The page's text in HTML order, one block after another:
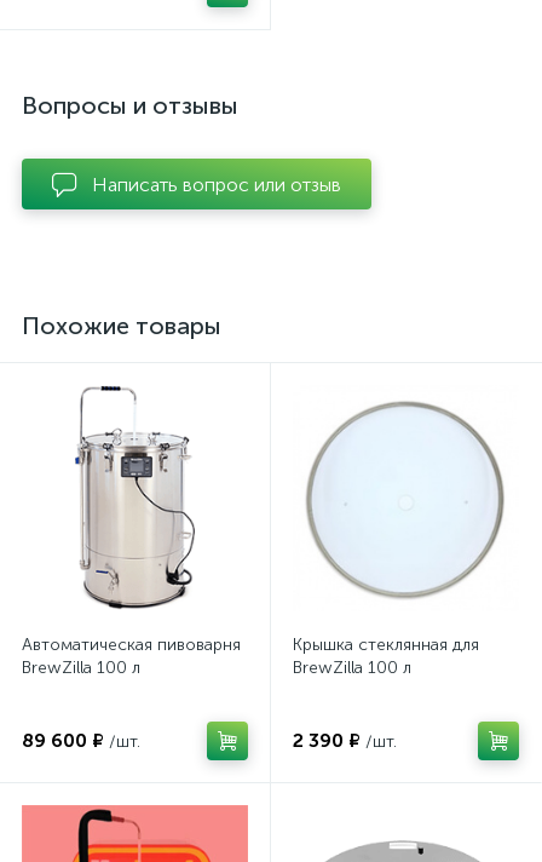
Вопросы и отзывы
Написать вопрос или отзыв
Похожие товары
Автоматическая пивоварня
BrewZilla 100 л
89 600 ₽ /шт.
Крышка стеклянная для
BrewZilla 100 л
2 390 ₽ /шт.